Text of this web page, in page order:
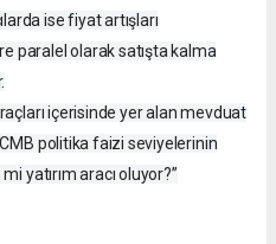
ise fiyat artışları
paralel olarak satışta kalma
içerisinde yer alan mevduat
politika faizi seviyelerinin
yatırım aracı oluyor?”